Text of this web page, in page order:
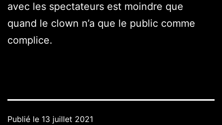
avec les spectateurs est moindre que
quand le clown n’a que le public comme
complice.
Publié le 13 juillet 2021